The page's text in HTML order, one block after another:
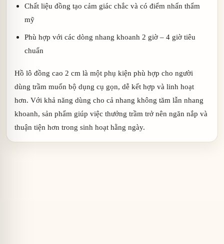
Chất liệu đồng tạo cảm giác chắc và có điểm nhấn thẩm
mỹ
Phù hợp với các dòng nhang khoanh 2 giờ – 4 giờ tiêu
chuẩn
Hồ lô đồng cao 2 cm là một phụ kiện phù hợp cho người
dùng trầm muốn bộ dụng cụ gọn, dễ kết hợp và linh hoạt
hơn. Với khả năng dùng cho cả nhang không tăm lẫn nhang
khoanh, sản phẩm giúp việc thưởng trầm trở nên ngăn nắp và
thuận tiện hơn trong sinh hoạt hằng ngày.